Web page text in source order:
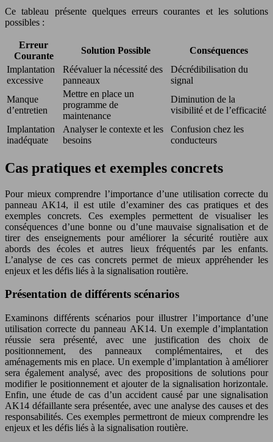
Ce tableau présente quelques erreurs courantes et les solutions
possibles :
Erreur
Courante
Solution Possible
Conséquences
Implantation
excessive
Réévaluer la nécessité des
panneaux
Décrédibilisation du
signal
Manque
d’entretien
Mettre en place un
programme de
maintenance
Diminution de la
visibilité et de l’efficacité
Implantation
inadéquate
Analyser le contexte et les
besoins
Confusion chez les
conducteurs
Cas pratiques et exemples concrets
Pour mieux comprendre l’importance d’une utilisation correcte du
panneau AK14, il est utile d’examiner des cas pratiques et des
exemples concrets. Ces exemples permettent de visualiser les
conséquences d’une bonne ou d’une mauvaise signalisation et de
tirer des enseignements pour améliorer la sécurité routière aux
abords des écoles et autres lieux fréquentés par les enfants.
L’analyse de ces cas concrets permet de mieux appréhender les
enjeux et les défis liés à la signalisation routière.
Présentation de différents scénarios
Examinons différents scénarios pour illustrer l’importance d’une
utilisation correcte du panneau AK14. Un exemple d’implantation
réussie sera présenté, avec une justification des choix de
positionnement, des panneaux complémentaires, et des
aménagements mis en place. Un exemple d’implantation à améliorer
sera également analysé, avec des propositions de solutions pour
modifier le positionnement et ajouter de la signalisation horizontale.
Enfin, une étude de cas d’un accident causé par une signalisation
AK14 défaillante sera présentée, avec une analyse des causes et des
responsabilités. Ces exemples permettront de mieux comprendre les
enjeux et les défis liés à la signalisation routière.